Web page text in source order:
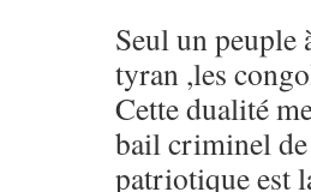
Seul un peuple
tyran ,les
Cette dualité
bail criminel de
patriotique est